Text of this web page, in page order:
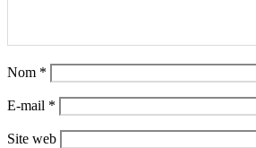
Nom *
E-mail *
Site web